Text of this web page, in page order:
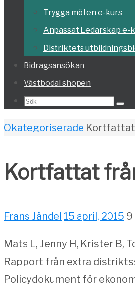
Trygga möten e-kurs
Anpassat Ledarskap e-
Distriktets
Bidragsansökan
Västbodal shopen
Search
Sök
Home
Okategoriserade Kortfattat
Kortfattat
Frans Jändel 15 april, 2015 9
Mats L, Jenny H, Krister B,
Rapport från extra
Policydokument för